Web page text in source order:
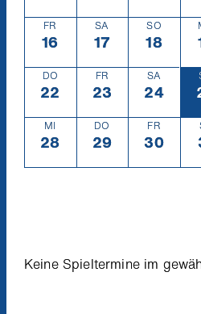
FR
Freitag
16.12.
16
SA
Samstag
17.12.
17
SO
18.12.
18
DO
Donnerstag
22.12.
22
FR
Freitag
23.12.
23
SA
24.12.
24
MI
Mittwoch
28.12.
28
DO
Donnerstag
29.12.
29
FR
Freitag
30.12.
30
Keine Spieltermine im